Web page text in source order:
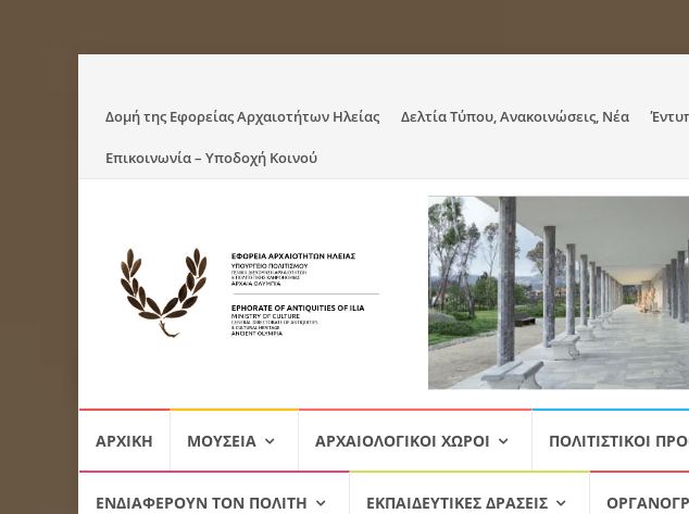
Skip
to
Δομή της Εφορείας Αρχαιοτήτων Ηλείας Δελτία Τύπου, Ανακοινώσεις, Νέα
Επικοινωνία – Υποδοχή Κοινού
content
ΑΡΧΙΚΉ ΜΟΥΣΕΊΑ ΑΡΧΑΙΟΛΟΓΙΚΟΊ ΧΏΡΟΙ ΠΟΛΙΤΙΣΤΙΚΟΊ
ΕΝΔΙΑΦΈΡΟΥΝ ΤΟΝ ΠΟΛΊΤΗ ΕΚΠΑΙΔΕΥΤΙΚΈΣ ΔΡΆΣΕΙΣ